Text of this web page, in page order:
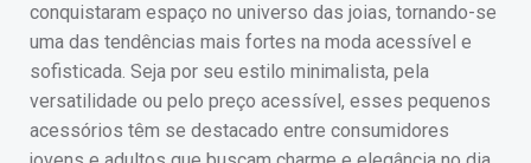
conquistaram espaço no universo das joias, tornando-se
uma das tendências mais fortes na moda acessível e
sofisticada. Seja por seu estilo minimalista, pela
versatilidade ou pelo preço acessível, esses pequenos
acessórios têm se destacado entre consumidores